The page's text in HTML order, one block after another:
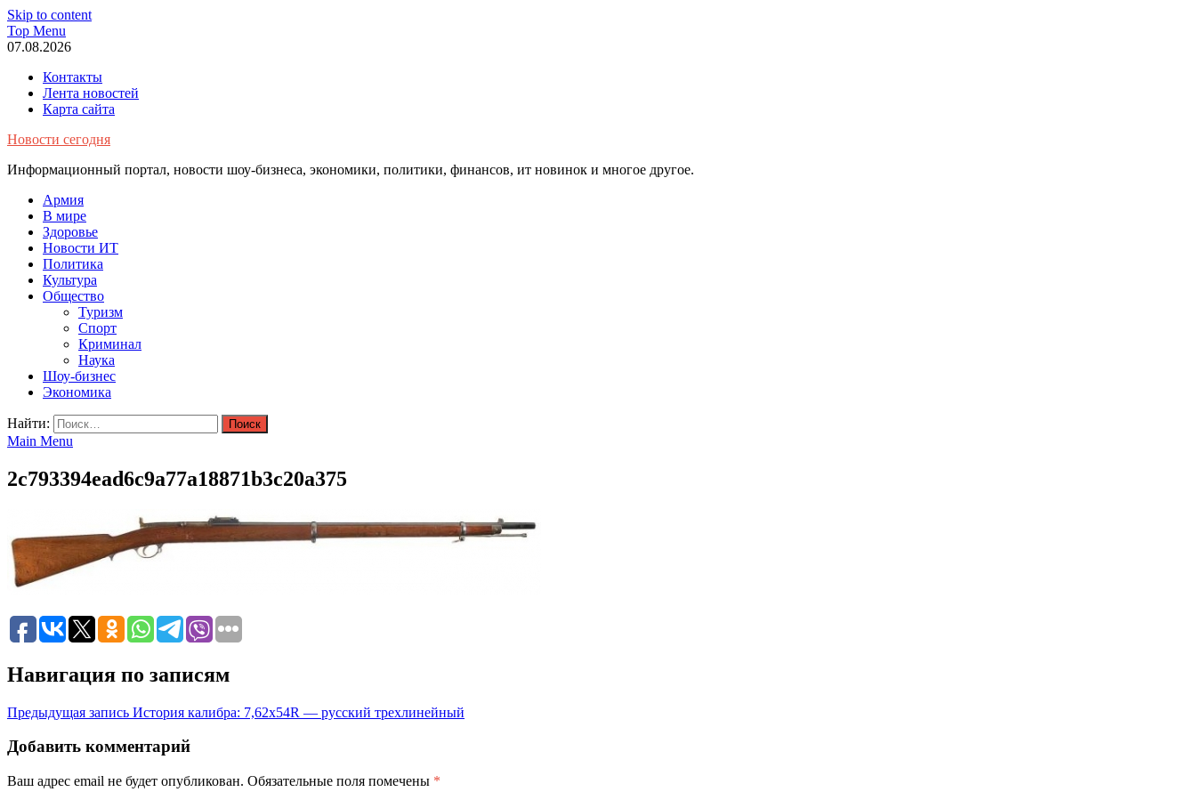
Skip to content
Top Menu
07.08.2026
Контакты
Лента новостей
Карта сайта
Новости сегодня
Информационный портал, новости шоу-бизнеса, экономики, политики, финансов, ит новинок и многое другое.
Армия
В мире
Здоровье
Новости ИТ
Политика
Культура
Общество
Туризм
Спорт
Криминал
Наука
Шоу-бизнес
Экономика
Найти:
Main Menu
2c793394ead6c9a77a18871b3c20a375
Навигация по записям
Предыдущая запись История калибра: 7,62х54R — русский трехлинейный
Добавить комментарий
Ваш адрес email не будет опубликован. Обязательные поля помечены *